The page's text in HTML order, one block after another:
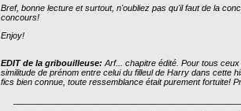
Bref, bonne lecture et surtout, n'oubliez pas qu'il faut de la
concours!
Enjoy!
EDIT de la gribouilleuse: Arf... chapitre édité. Pour tous
similitude de prénom entre celui du filleul de Harry dans cette
fics bien connue, toute ressemblance était purement fortuite!